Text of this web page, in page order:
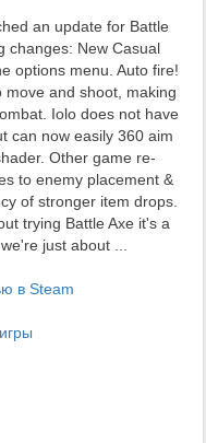
an update for Battle
changes: New Casual
options menu. Auto fire!
and shoot, making
Iolo does not have
can now easily 360 aim
Other game re-
to enemy placement &
of stronger item drops.
trying Battle Axe it's a
just about ...
в Steam